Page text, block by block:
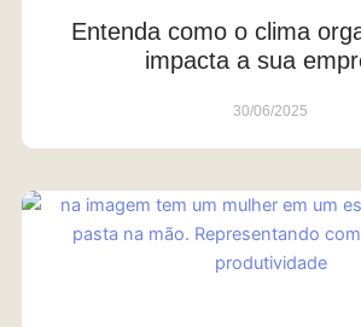
Entenda como o clima
impacta a sua
30/06/2025